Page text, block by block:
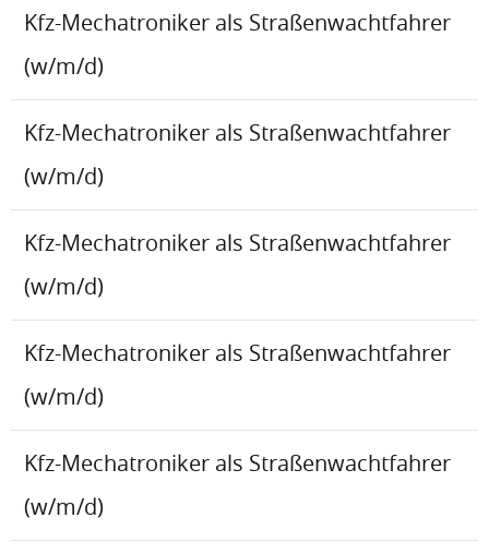
Kfz-Mechatroniker als Straßenwachtfahrer
(w/m/d)
Kfz-Mechatroniker als Straßenwachtfahrer
(w/m/d)
Kfz-Mechatroniker als Straßenwachtfahrer
(w/m/d)
Kfz-Mechatroniker als Straßenwachtfahrer
(w/m/d)
Kfz-Mechatroniker als Straßenwachtfahrer
(w/m/d)